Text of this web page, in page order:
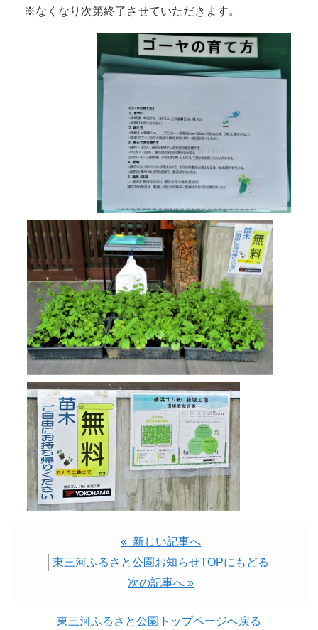
※なくなり次第終了させていただきます。
« 新しい記事へ
東三河ふるさと公園お知らせTOPにもどる
次の記事へ »
東三河ふるさと公園トップページへ戻る